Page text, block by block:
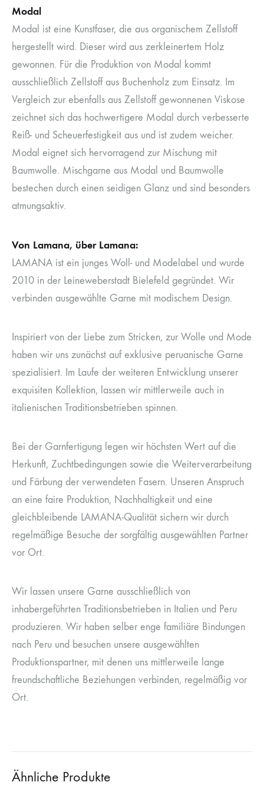
Modal
Modal ist eine Kunstfaser, die aus organischem Zellstoff
hergestellt wird. Dieser wird aus zerkleinertem Holz
gewonnen. Für die Produktion von Modal kommt
ausschließlich Zellstoff aus Buchenholz zum Einsatz. Im
Vergleich zur ebenfalls aus Zellstoff gewonnenen Viskose
zeichnet sich das hochwertigere Modal durch verbesserte
Reiß- und Scheuerfestigkeit aus und ist zudem weicher.
Modal eignet sich hervorragend zur Mischung mit
Baumwolle. Mischgarne aus Modal und Baumwolle
bestechen durch einen seidigen Glanz und sind besonders
atmungsaktiv.
Von Lamana, über Lamana:
LAMANA ist ein junges Woll- und Modelabel und wurde
2010 in der Leineweberstadt Bielefeld gegründet. Wir
verbinden ausgewählte Garne mit modischem Design.
Inspiriert von der Liebe zum Stricken, zur Wolle und Mode
haben wir uns zunächst auf exklusive peruanische Garne
spezialisiert. Im Laufe der weiteren Entwicklung unserer
exquisiten Kollektion, lassen wir mittlerweile auch in
italienischen Traditionsbetrieben spinnen.
Bei der Garnfertigung legen wir höchsten Wert auf die
Herkunft, Zuchtbedingungen sowie die Weiterverarbeitung
und Färbung der verwendeten Fasern. Unseren Anspruch
an eine faire Produktion, Nachhaltigkeit und eine
gleichbleibende LAMANA-Qualität sichern wir durch
regelmäßige Besuche der sorgfältig ausgewählten Partner
vor Ort.
Wir lassen unsere Garne ausschließlich von
inhabergeführten Traditionsbetrieben in Italien und Peru
produzieren. Wir haben selber enge familiäre Bindungen
nach Peru und besuchen unsere ausgewählten
Produktionspartner, mit denen uns mittlerweile lange
freundschaftliche Beziehungen verbinden, regelmäßig vor
Ort.
Ähnliche Produkte